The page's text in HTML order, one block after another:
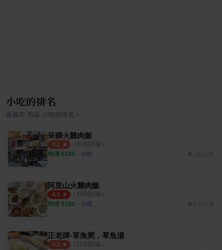
小吃的排名
嘉義市 西區 小吃 的排名 ›
呆獅火雞肉飯
4.2 （ 37則評論）
均消 $105 ・ 小吃
阿里山火雞肉飯
4.6 （ 16則評論）
均消 $100 ・ 小吃
正老牌-草魚粥，草魚湯
4.2 （ 12則評論）